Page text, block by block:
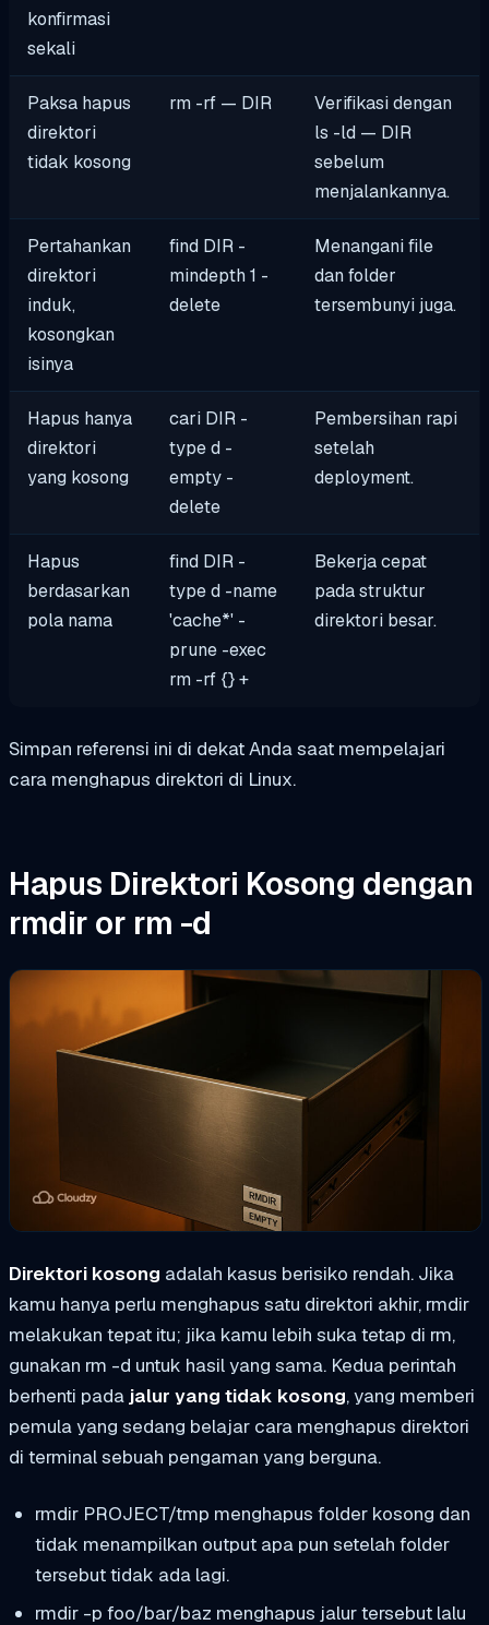
konfirmasi
sekali
Paksa hapus
direktori
tidak kosong
rm -rf — DIR
Verifikasi dengan
ls -ld — DIR
sebelum
menjalankannya.
Pertahankan
direktori
induk,
kosongkan
isinya
find DIR -
mindepth 1 -
delete
Menangani file
dan folder
tersembunyi juga.
Hapus hanya
direktori
yang kosong
cari DIR -
type d -
empty -
delete
Pembersihan rapi
setelah
deployment.
Hapus
berdasarkan
pola nama
find DIR -
type d -name
'cache*' -
prune -exec
rm -rf {} +
Bekerja cepat
pada struktur
direktori besar.
Simpan referensi ini di dekat Anda saat mempelajari
cara menghapus direktori di Linux.
Hapus Direktori Kosong dengan
rmdir or rm -d
Direktori kosong adalah kasus berisiko rendah. Jika
kamu hanya perlu menghapus satu direktori akhir, rmdir
melakukan tepat itu; jika kamu lebih suka tetap di rm,
gunakan rm -d untuk hasil yang sama. Kedua perintah
berhenti pada jalur yang tidak kosong, yang memberi
pemula yang sedang belajar cara menghapus direktori
di terminal sebuah pengaman yang berguna.
rmdir PROJECT/tmp menghapus folder kosong dan
tidak menampilkan output apa pun setelah folder
tersebut tidak ada lagi.
rmdir -p foo/bar/baz menghapus jalur tersebut lalu